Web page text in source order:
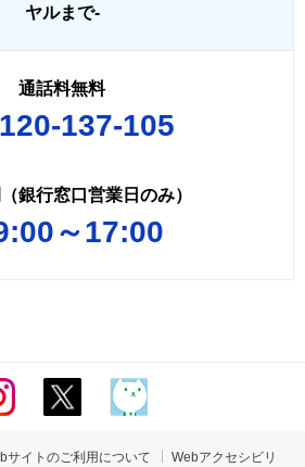
後取扱いが認められる業務を含
品およびサービスのお申込、ご相
ービスをご利用いただく資格等の
スの提供にかかる妥当性の判断の
個人情報を加盟する個人信用情報
ヤルまで-
通話料無料
137-105
銀行窓口営業日のみ）
～17:00
サイトのご利用について Webアクセシビリ